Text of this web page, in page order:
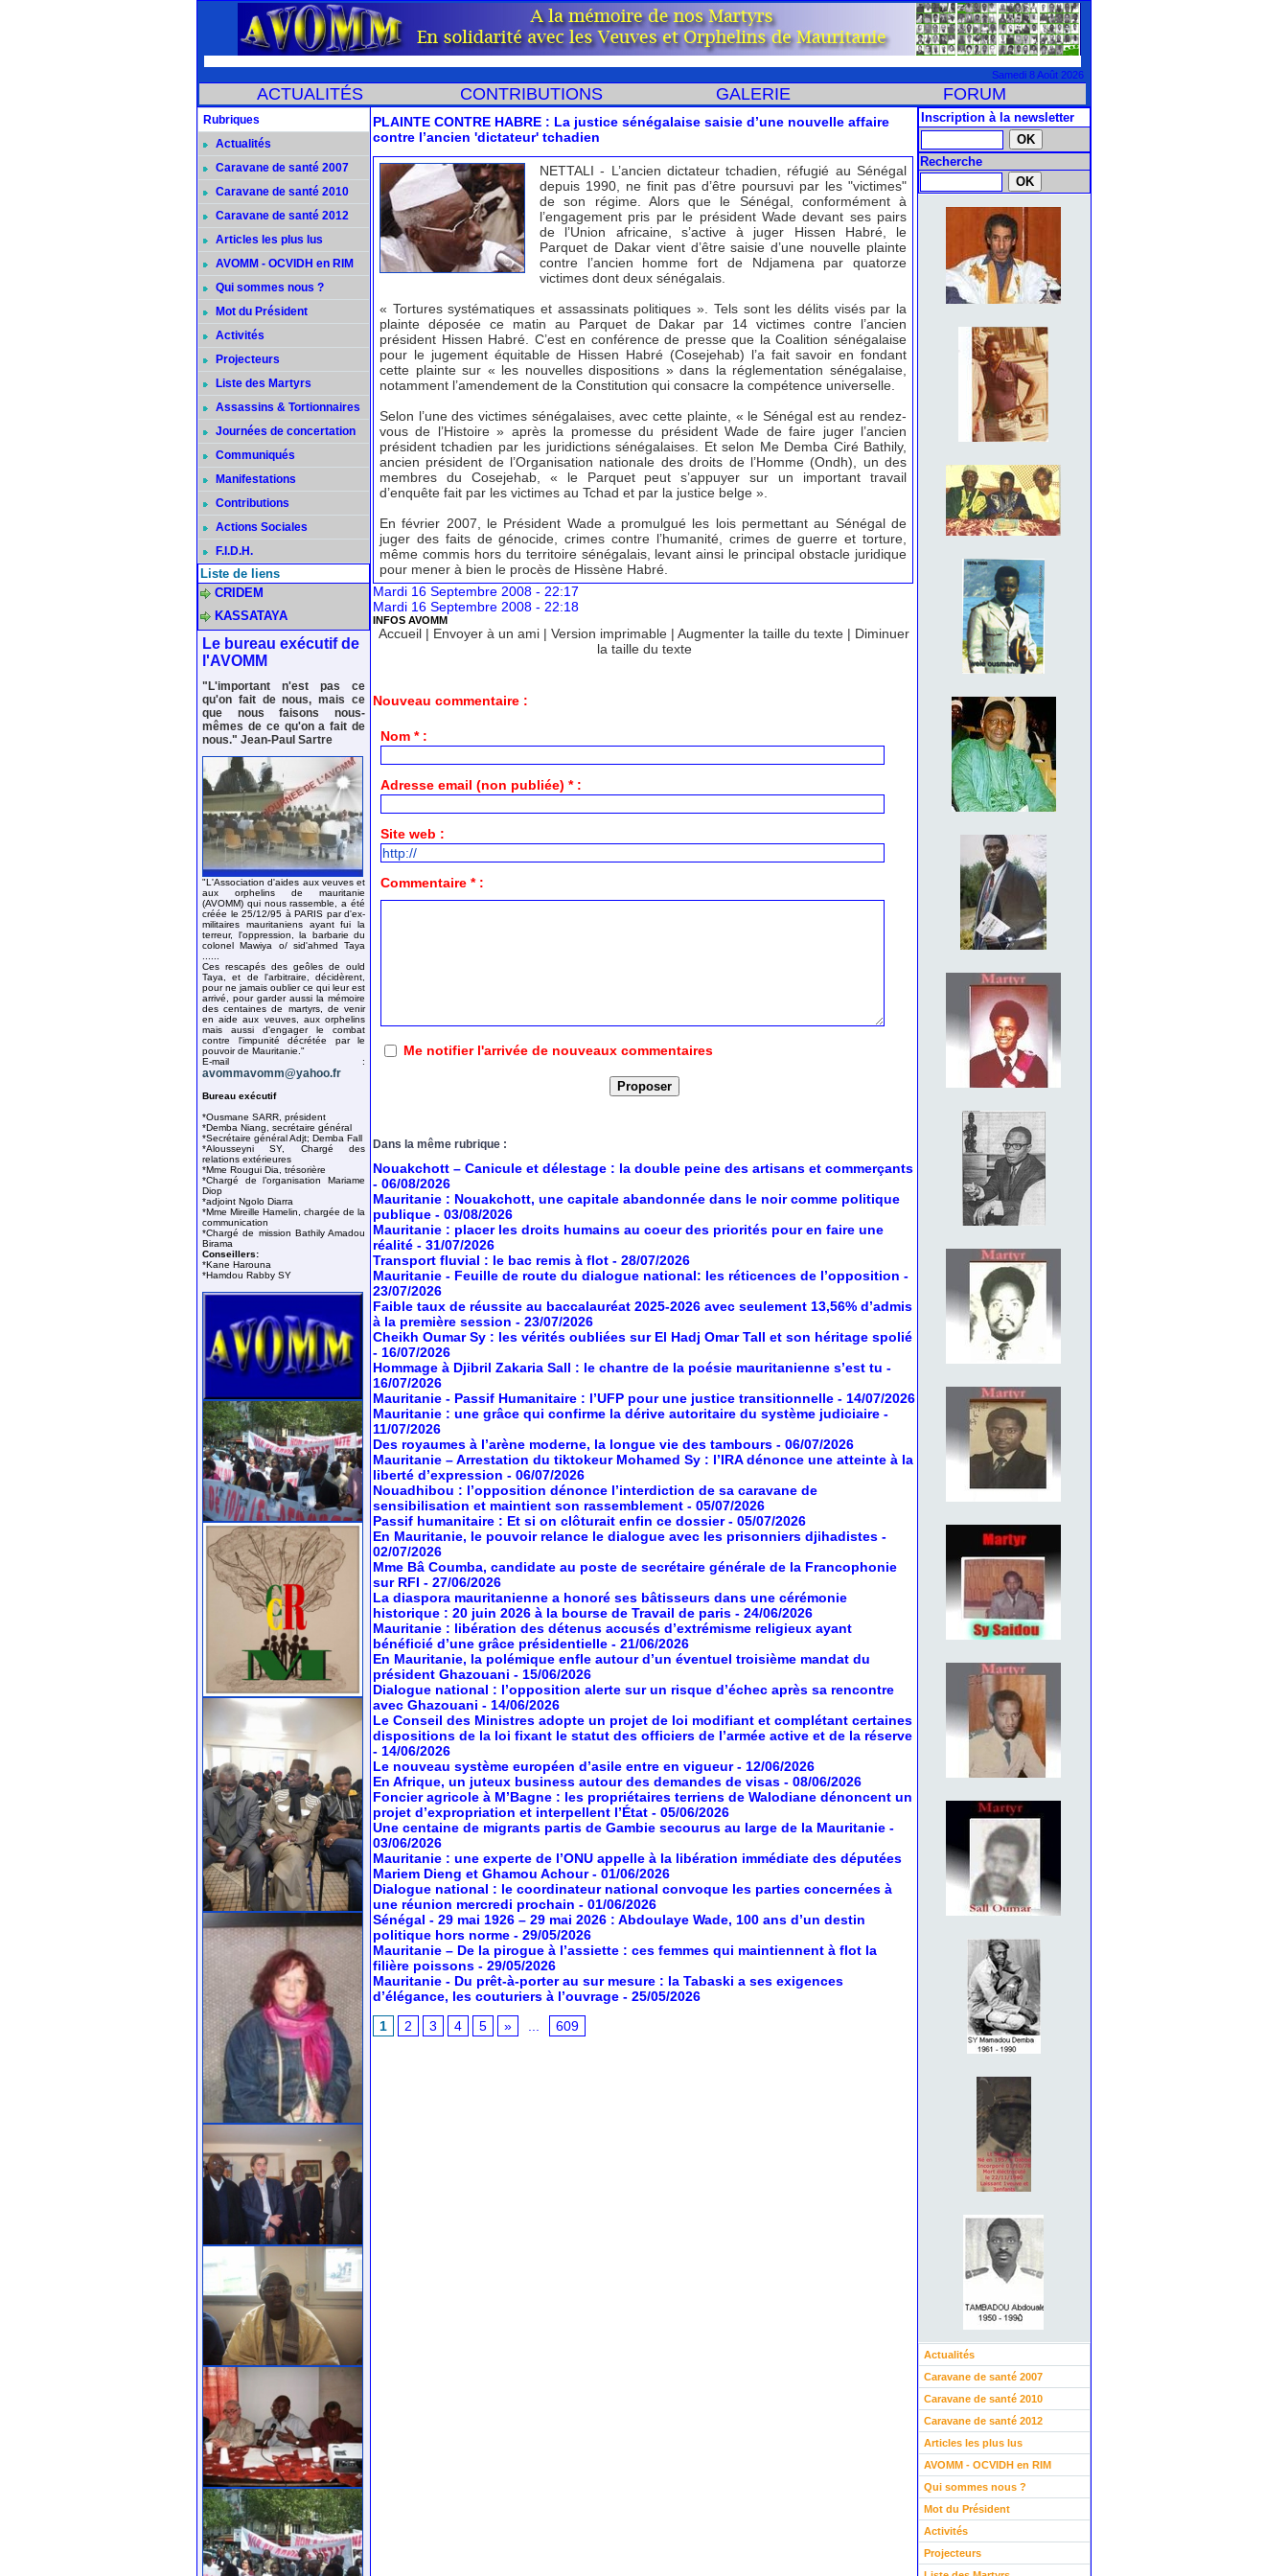
Samedi 8 Août 2026
ACTUALITÉS CONTRIBUTIONS GALERIE FORUM
Rubriques
Actualités
Caravane de santé 2007
Caravane de santé 2010
Caravane de santé 2012
Articles les plus lus
AVOMM - OCVIDH en RIM
Qui sommes nous ?
Mot du Président
Activités
Projecteurs
Liste des Martyrs
Assassins & Tortionnaires
Journées de concertation
Communiqués
Manifestations
Contributions
Actions Sociales
F.I.D.H.
Liste de liens
CRIDEM
KASSATAYA
Le bureau exécutif de
l'AVOMM
"L'important n'est pas ce
qu'on fait de nous, mais ce
que nous faisons nous-
mêmes de ce qu'on a fait de
nous." Jean-Paul Sartre
"L'Association d'aides aux veuves et
aux orphelins de mauritanie
(AVOMM) qui nous rassemble, a été
créée le 25/12/95 à PARIS par d'ex-
militaires mauritaniens ayant fui la
terreur, l'oppression, la barbarie du
colonel Mawiya o/ sid'ahmed Taya
Ces rescapés des geôles de ould
Taya, et de l'arbitraire, décidèrent,
pour ne jamais oublier ce qui leur est
arrivé, pour garder aussi la mémoire
des centaines de martyrs, de venir
en aide aux veuves, aux orphelins
mais aussi d'engager le combat
contre l'impunité décrétée par le
pouvoir de Mauritanie."
E-mail :
avommavomm@yahoo.fr
Bureau exécutif
*Ousmane SARR, président
*Demba Niang, secrétaire général
*Secrétaire général Adjt; Demba Fall
*Alousseyni SY, Chargé des
relations extérieures
*Mme Rougui Dia, trésorière
*Chargé de l’organisation Mariame
Diop
*adjoint Ngolo Diarra
*Mme Mireille Hamelin, chargée de la
communication
*Chargé de mission Bathily Amadou
Birama
Conseillers:
*Kane Harouna
*Hamdou Rabby SY
PLAINTE CONTRE HABRE : La justice sénégalaise saisie d’une nouvelle affaire
contre l’ancien 'dictateur' tchadien
NETTALI - L’ancien dictateur tchadien, réfugié au Sénégal
depuis 1990, ne finit pas d’être poursuvi par les "victimes"
de son régime. Alors que le Sénégal, conformément à
l’engagement pris par le président Wade devant ses pairs
de l’Union africaine, s’active à juger Hissen Habré, le
Parquet de Dakar vient d’être saisie d’une nouvelle plainte
contre l’ancien homme fort de Ndjamena par quatorze
victimes dont deux sénégalais.
« Tortures systématiques et assassinats politiques ». Tels sont les délits visés par la
plainte déposée ce matin au Parquet de Dakar par 14 victimes contre l’ancien
président Hissen Habré. C’est en conférence de presse que la Coalition sénégalaise
pour le jugement équitable de Hissen Habré (Cosejehab) l’a fait savoir en fondant
cette plainte sur « les nouvelles dispositions » dans la réglementation sénégalaise,
notamment l’amendement de la Constitution qui consacre la compétence universelle.
Selon l’une des victimes sénégalaises, avec cette plainte, « le Sénégal est au rendez-
vous de l’Histoire » après la promesse du président Wade de faire juger l’ancien
président tchadien par les juridictions sénégalaises. Et selon Me Demba Ciré Bathily,
ancien président de l’Organisation nationale des droits de l’Homme (Ondh), un des
membres du Cosejehab, « le Parquet peut s’appuyer sur un important travail
d’enquête fait par les victimes au Tchad et par la justice belge ».
En février 2007, le Président Wade a promulgué les lois permettant au Sénégal de
juger des faits de génocide, crimes contre l’humanité, crimes de guerre et torture,
même commis hors du territoire sénégalais, levant ainsi le principal obstacle juridique
pour mener à bien le procès de Hissène Habré.
Mardi 16 Septembre 2008 - 22:17
Mardi 16 Septembre 2008 - 22:18
INFOS AVOMM
Accueil | Envoyer à un ami | Version imprimable | Augmenter la taille du texte | Diminuer
la taille du texte
Nouveau commentaire :
Nom * :
Adresse email (non publiée) * :
Site web :
Commentaire * :
Me notifier l'arrivée de nouveaux commentaires
Dans la même rubrique :
Nouakchott – Canicule et délestage : la double peine des artisans et commerçants
- 06/08/2026
Mauritanie : Nouakchott, une capitale abandonnée dans le noir comme politique
publique - 03/08/2026
Mauritanie : placer les droits humains au coeur des priorités pour en faire une
réalité - 31/07/2026
Transport fluvial : le bac remis à flot - 28/07/2026
Mauritanie - Feuille de route du dialogue national: les réticences de l’opposition -
23/07/2026
Faible taux de réussite au baccalauréat 2025-2026 avec seulement 13,56% d’admis
à la première session - 23/07/2026
Cheikh Oumar Sy : les vérités oubliées sur El Hadj Omar Tall et son héritage spolié
- 16/07/2026
Hommage à Djibril Zakaria Sall : le chantre de la poésie mauritanienne s’est tu -
16/07/2026
Mauritanie - Passif Humanitaire : l’UFP pour une justice transitionnelle - 14/07/2026
Mauritanie : une grâce qui confirme la dérive autoritaire du système judiciaire -
11/07/2026
Des royaumes à l’arène moderne, la longue vie des tambours - 06/07/2026
Mauritanie – Arrestation du tiktokeur Mohamed Sy : l’IRA dénonce une atteinte à la
liberté d’expression - 06/07/2026
Nouadhibou : l’opposition dénonce l’interdiction de sa caravane de
sensibilisation et maintient son rassemblement - 05/07/2026
Passif humanitaire : Et si on clôturait enfin ce dossier - 05/07/2026
En Mauritanie, le pouvoir relance le dialogue avec les prisonniers djihadistes -
02/07/2026
Mme Bâ Coumba, candidate au poste de secrétaire générale de la Francophonie
sur RFI - 27/06/2026
La diaspora mauritanienne a honoré ses bâtisseurs dans une cérémonie
historique : 20 juin 2026 à la bourse de Travail de paris - 24/06/2026
Mauritanie : libération des détenus accusés d’extrémisme religieux ayant
bénéficié d’une grâce présidentielle - 21/06/2026
En Mauritanie, la polémique enfle autour d’un éventuel troisième mandat du
président Ghazouani - 15/06/2026
Dialogue national : l’opposition alerte sur un risque d’échec après sa rencontre
avec Ghazouani - 14/06/2026
Le Conseil des Ministres adopte un projet de loi modifiant et complétant certaines
dispositions de la loi fixant le statut des officiers de l’armée active et de la réserve
- 14/06/2026
Le nouveau système européen d’asile entre en vigueur - 12/06/2026
En Afrique, un juteux business autour des demandes de visas - 08/06/2026
Foncier agricole à M’Bagne : les propriétaires terriens de Walodiane dénoncent un
projet d’expropriation et interpellent l’État - 05/06/2026
Une centaine de migrants partis de Gambie secourus au large de la Mauritanie -
03/06/2026
Mauritanie : une experte de l’ONU appelle à la libération immédiate des députées
Mariem Dieng et Ghamou Achour - 01/06/2026
Dialogue national : le coordinateur national convoque les parties concernées à
une réunion mercredi prochain - 01/06/2026
Sénégal - 29 mai 1926 – 29 mai 2026 : Abdoulaye Wade, 100 ans d’un destin
politique hors norme - 29/05/2026
Mauritanie – De la pirogue à l’assiette : ces femmes qui maintiennent à flot la
filière poissons - 29/05/2026
Mauritanie - Du prêt-à-porter au sur mesure : la Tabaski a ses exigences
d’élégance, les couturiers à l’ouvrage - 25/05/2026
1
2 3 4 5 » ... 609
Inscription à la newsletter
Recherche
Actualités
Caravane de santé 2007
Caravane de santé 2010
Caravane de santé 2012
Articles les plus lus
AVOMM - OCVIDH en RIM
Qui sommes nous ?
Mot du Président
Activités
Projecteurs